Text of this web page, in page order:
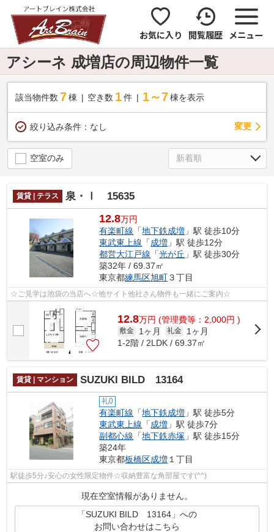
お気に入り 閲覧履歴 メニュー
アシーネ 成増店の周辺物件一覧
該当物件数 7棟 空き数 1 件 1～7 棟を表示
絞り込み条件： なし 変更
空室のみ
賃貸 | テラス 泉・Ⅰ 15635
12.8万円
有楽町線 「地下鉄成増 」駅 徒歩10分
東武東上線 「成増 」駅 徒歩12分
都営大江戸線 「光が丘 」駅 徒歩30分
築32年 / 69.37㎡
東京都練馬区旭町３丁目
☆ご見学は池袋の当店へ☆他サイト他社さん物件も一緒にご案内☆
12.8万円 (管理費等：2,000円 )
敷金 1ヶ月 礼金
1ヶ月
1-2階 / 2LDK / 69.37㎡
賃貸 | マンション SUZUKI BILD 13164
礼0
有楽町線 「地下鉄成増 」駅 徒歩5分
東武東上線 「成増 」駅 徒歩7分
副都心線 「地下鉄赤塚 」駅 徒歩15分
築24年
東京都板橋区成増 １丁目
駅徒歩5分♪安心の女性限定物件☆収納豊富な角部屋です(^^)
現在空室情報がありません。
「SUZUKI BILD 13164」への
お問い合わせはこちら